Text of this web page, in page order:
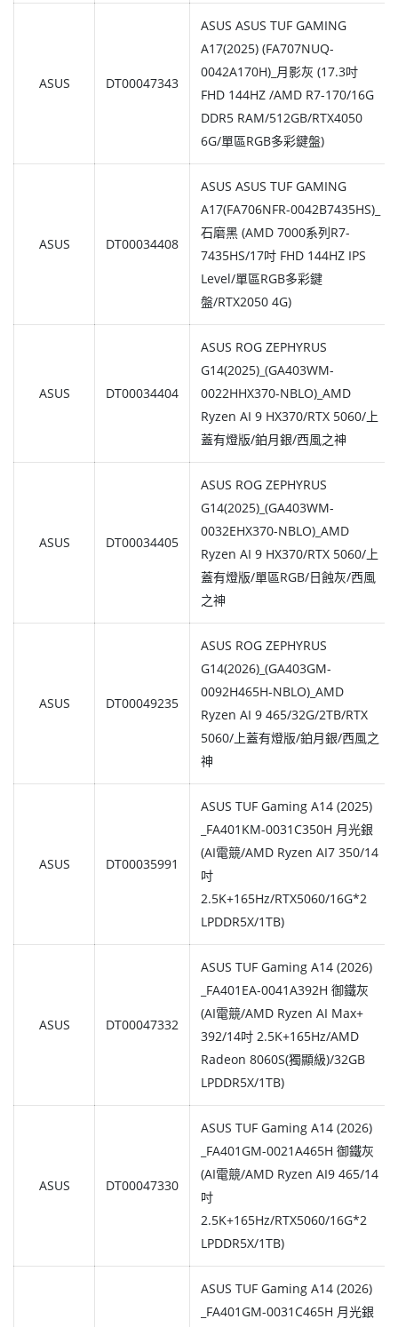
ASUS DT00047343
ASUS ASUS TUF GAMING
A17(2025) (FA707NUQ-
0042A170H)_月影灰 (17.3吋
FHD 144HZ /AMD R7-170/16G
DDR5 RAM/512GB/RTX4050
6G/單區RGB多彩鍵盤)
ASUS DT00034408
ASUS ASUS TUF GAMING
A17(FA706NFR-0042B7435HS)_
石磨黑 (AMD 7000系列R7-
7435HS/17吋 FHD 144HZ IPS
Level/單區RGB多彩鍵
盤/RTX2050 4G)
ASUS DT00034404
ASUS ROG ZEPHYRUS
G14(2025)_(GA403WM-
0022HHX370-NBLO)_AMD
Ryzen AI 9 HX370/RTX 5060/上
蓋有燈版/鉑月銀/西風之神
ASUS DT00034405
ASUS ROG ZEPHYRUS
G14(2025)_(GA403WM-
0032EHX370-NBLO)_AMD
Ryzen AI 9 HX370/RTX 5060/上
蓋有燈版/單區RGB/日蝕灰/西風
之神
ASUS DT00049235
ASUS ROG ZEPHYRUS
G14(2026)_(GA403GM-
0092H465H-NBLO)_AMD
Ryzen AI 9 465/32G/2TB/RTX
5060/上蓋有燈版/鉑月銀/西風之
神
ASUS DT00035991
ASUS TUF Gaming A14 (2025)
_FA401KM-0031C350H 月光銀
(AI電競/AMD Ryzen AI7 350/14
吋
2.5K+165Hz/RTX5060/16G*2
LPDDR5X/1TB)
ASUS DT00047332
ASUS TUF Gaming A14 (2026)
_FA401EA-0041A392H 御鐵灰
(AI電競/AMD Ryzen AI Max+
392/14吋 2.5K+165Hz/AMD
Radeon 8060S(獨顯級)/32GB
LPDDR5X/1TB)
ASUS DT00047330
ASUS TUF Gaming A14 (2026)
_FA401GM-0021A465H 御鐵灰
(AI電競/AMD Ryzen AI9 465/14
吋
2.5K+165Hz/RTX5060/16G*2
LPDDR5X/1TB)
ASUS TUF Gaming A14 (2026)
_FA401GM-0031C465H 月光銀